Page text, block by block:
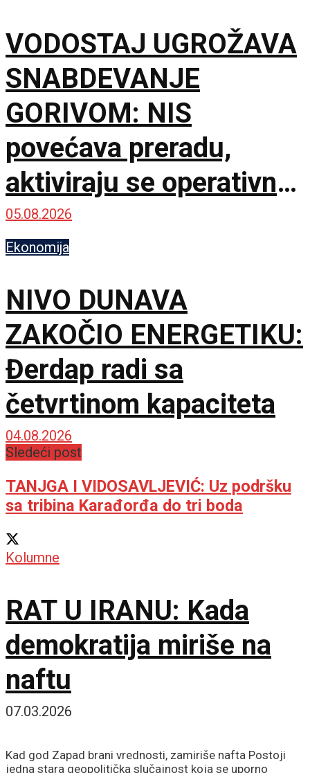
VODOSTAJ UGROŽAVA
SNABDEVANJE
GORIVOM: NIS
povećava preradu,
aktiviraju se operativne
rezerve
05.08.2026
Ekonomija
NIVO DUNAVA
ZAKOČIO ENERGETIKU:
Đerdap radi sa
četvrtinom kapaciteta
04.08.2026
Sledeći post
TANJGA I VIDOSAVLJEVIĆ: Uz podršku
sa tribina Karađorđa do tri boda
Kolumne
RAT U IRANU: Kada
demokratija miriše na
naftu
07.03.2026
Kad god Zapad brani vrednosti, zamiriše nafta Postoji
jedna stara geopolitička slučajnost koja se uporno